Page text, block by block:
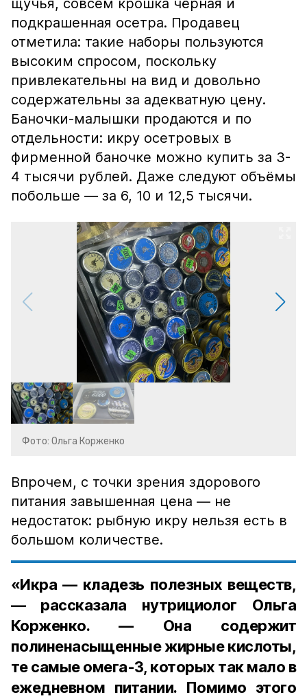
щучья, совсем крошка чёрная и
подкрашенная осетра. Продавец
отметила: такие наборы пользуются
высоким спросом, поскольку
привлекательны на вид и довольно
содержательны за адекватную цену.
Баночки-малышки продаются и по
отдельности: икру осетровых в
фирменной баночке можно купить за 3-
4 тысячи рублей. Даже следуют объёмы
побольше — за 6, 10 и 12,5 тысячи.
Фото: Ольга Корженко
Впрочем, с точки зрения здорового
питания завышенная цена — не
недостаток: рыбную икру нельзя есть в
большом количестве.
«Икра — кладезь полезных веществ,
— рассказала нутрициолог Ольга
Корженко. — Она содержит
полиненасыщенные жирные кислоты,
те самые омега-3, которых так мало в
ежедневном питании. Помимо этого